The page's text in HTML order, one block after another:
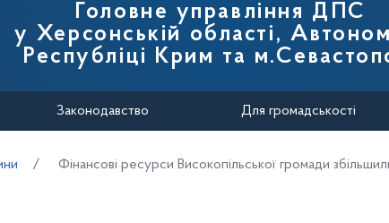
Головне управління ДПС
у Херсонській області,
Республіці Крим та
Законодавство Для громадськості
Фінансові ресурси Високопільської громади